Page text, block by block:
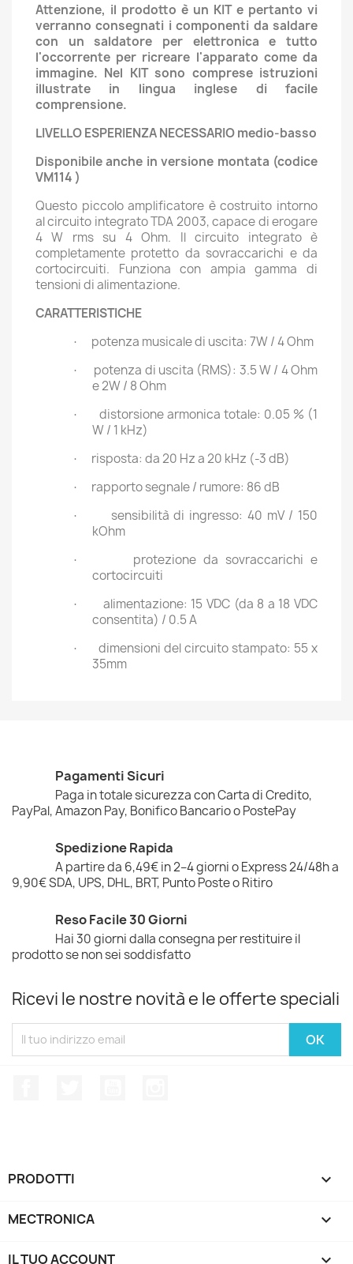
Attenzione, il prodotto è un KIT e pertanto vi
verranno consegnati i componenti da saldare
con un saldatore per elettronica e tutto
l'occorrente per ricreare l'apparato come da
immagine. Nel KIT sono comprese istruzioni
illustrate in lingua inglese di facile
comprensione.
LIVELLO ESPERIENZA NECESSARIO medio-basso
Disponibile anche in versione montata (codice
VM114 )
Questo piccolo amplificatore è costruito intorno
al circuito integrato TDA 2003, capace di erogare
4 W rms su 4 Ohm. Il circuito integrato è
completamente protetto da sovraccarichi e da
cortocircuiti. Funziona con ampia gamma di
tensioni di alimentazione.
CARATTERISTICHE
· potenza musicale di uscita: 7W / 4 Ohm
·
potenza di uscita (RMS): 3.5 W / 4 Ohm
e 2W / 8 Ohm
·
distorsione armonica totale: 0.05 % (1
W / 1 kHz)
· risposta: da 20 Hz a 20 kHz (-3 dB)
· rapporto segnale / rumore: 86 dB
·
sensibilità di ingresso: 40 mV / 150
kOhm
·
protezione da sovraccarichi e
cortocircuiti
·
alimentazione: 15 VDC (da 8 a 18 VDC
consentita) / 0.5 A
·
dimensioni del circuito stampato: 55 x
35mm
Pagamenti Sicuri
Paga in totale sicurezza con Carta di Credito,
PayPal, Amazon Pay, Bonifico Bancario o PostePay
Spedizione Rapida
A partire da 6,49€ in 2–4 giorni o Express 24/48h a
9,90€ SDA, UPS, DHL, BRT, Punto Poste o Ritiro
Reso Facile 30 Giorni
Hai 30 giorni dalla consegna per restituire il
prodotto se non sei soddisfatto
Ricevi le nostre novità e le offerte speciali
PRODOTTI 
MECTRONICA 
IL TUO ACCOUNT 